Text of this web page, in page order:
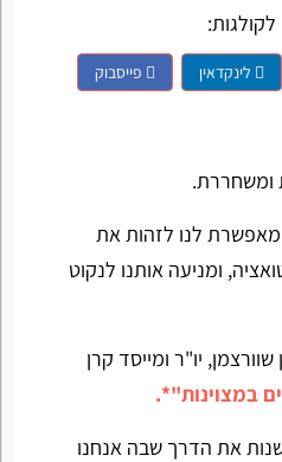
לינקדאין פייסבוק
ומשחררת.
לנו לזהות את
ומניעה אותנו לנקוט
יו"ר ומייסד קרן
במצוינות"*.
את הדרך שבה אנחנו